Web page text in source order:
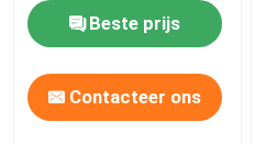
Beste prijs
Contacteer ons